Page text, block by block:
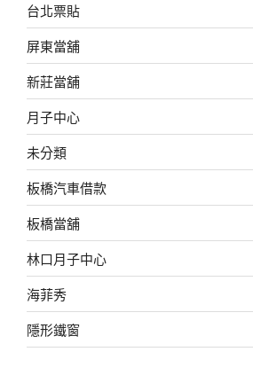
台北票貼
屏東當舖
新莊當舖
月子中心
未分類
板橋汽車借款
板橋當舖
林口月子中心
海菲秀
隱形鐵窗